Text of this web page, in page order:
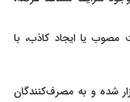
یا ایجاد کاذب، با
شده و به مصرف‌کنندگان